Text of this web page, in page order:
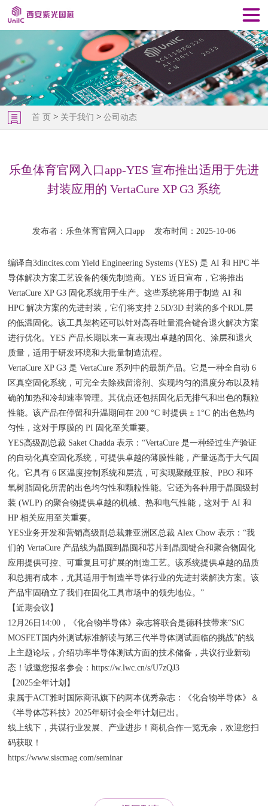
首 页> 关于我们 >公司动态
乐鱼体育官网入口app-YES 宣布推出适用于先进
封装应用的 VertaCure XP G3 系统
发布者：乐鱼体育官网入口app 发布时间：2025-10-06
编译自3dincites.com Yield Engineering Systems (YES) 是 AI 和 HPC 半
导体解决方案工艺设备的领先制造商。YES 近日宣布，它将推出
VertaCure XP G3 固化系统用于生产。这些系统将用于制造 AI 和
HPC 解决方案的先进封装，它们将支持 2.5D/3D 封装的多个RDL层
的低温固化。该工具架构还可以针对高吞吐量混合键合退火解决方案
进行优化。YES 产品长期以来一直表现出卓越的固化、涂层和退火
质量，适用于研发环境和大批量制造流程。
VertaCure XP G3 是 VertaCure 系列中的最新产品。它是一种全自动 6
区真空固化系统，可完全去除残留溶剂、实现均匀的温度分布以及精
确的加热和冷却速率管理。其优点还包括固化后无排气和出色的颗粒
性能。该产品在停留和升温期间在 200 °C 时提供 ± 1°C 的出色热均
匀性，这对于厚膜的 PI 固化至关重要。
YES高级副总裁 Saket Chadda 表示：“VertaCure 是一种经过生产验证
的自动化真空固化系统，可提供卓越的薄膜性能，产量远高于大气固
化。它具有 6 区温度控制系统和层流，可实现聚酰亚胺、PBO 和环
氧树脂固化所需的出色均匀性和颗粒性能。它还为各种用于晶圆级封
装 (WLP) 的聚合物提供卓越的机械、热和电气性能，这对于 AI 和
HP 相关应用至关重要。
YES业务开发和营销高级副总裁兼亚洲区总裁 Alex Chow 表示：“我
们的 VertaCure 产品线为晶圆到晶圆和芯片到晶圆键合和聚合物固化
应用提供可控、可重复且可扩展的制造工艺。该系统提供卓越的品质
和总拥有成本，尤其适用于制造半导体行业的先进封装解决方案。该
产品牢固确立了我们在固化工具市场中的领先地位。”
【近期会议】
12月26日14:00，《化合物半导体》杂志将联合是德科技带来“SiC
MOSFET国内外测试标准解读与第三代半导体测试面临的挑战”的线
上主题论坛，介绍功率半导体测试方面的技术储备，共议行业新动
态！诚邀您报名参会：https://w.lwc.cn/s/U7zQJ3
【2025全年计划】
隶属于ACT雅时国际商讯旗下的两本优秀杂志：《化合物半导体》＆
《半导体芯科技》2025年研讨会全年计划已出。
线上线下，共谋行业发展、产业进步！商机合作一览无余，欢迎您扫
码获取！
https://www.siscmag.com/seminar